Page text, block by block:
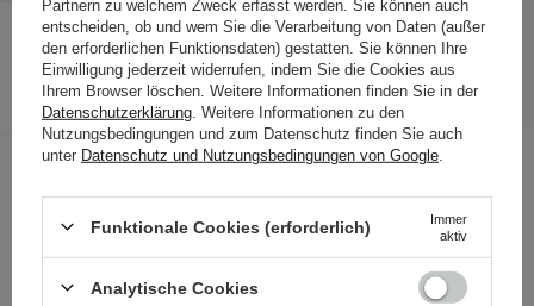
12,95 € Stk.
IN DEN WARENKORB
Folgende Produkte wurden von
anderen Kunden geprüft
Partnern zu welchem Zweck erfasst werden. Sie können auch
entscheiden, ob und wem Sie die Verarbeitung von Daten (außer
den erforderlichen Funktionsdaten) gestatten. Sie können Ihre
Einwilligung jederzeit widerrufen, indem Sie die Cookies aus
Ihrem Browser löschen. Weitere Informationen finden Sie in der
Datenschutzerklärung . Weitere Informationen zu den
Nutzungsbedingungen und zum Datenschutz finden Sie auch
unter Datenschutz und Nutzungsbedingungen von Google
Funktionale Cookies (erforderlich)
Immer
aktiv
Analytische Cookies